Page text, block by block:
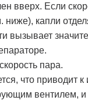
вверх. Если
ниже), капли
вызывает
пара.
что приводит
вентилем, и